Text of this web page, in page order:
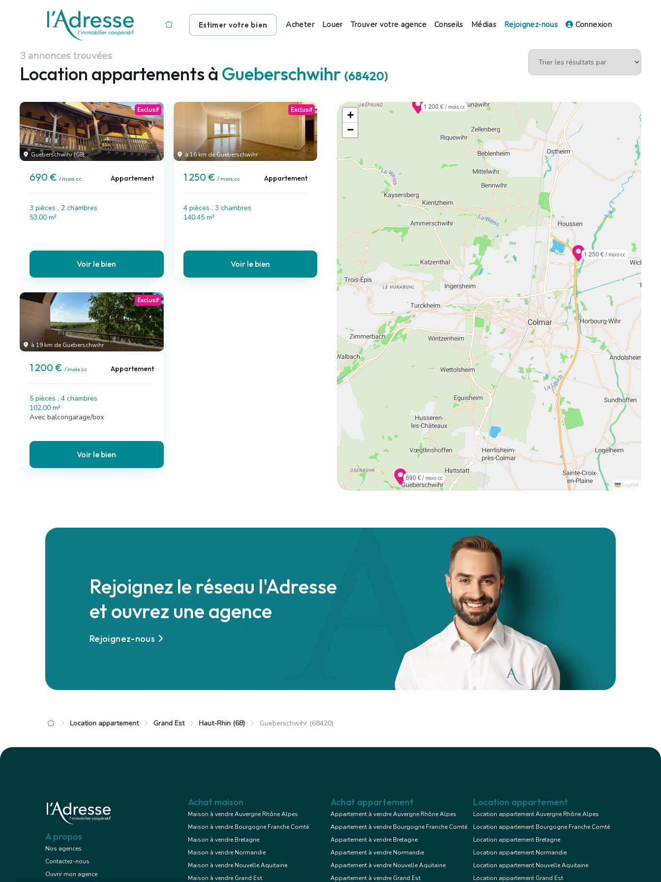
Estimer votre bien Acheter Louer Trouver votre agence Conseils Médias Rejoignez-nous Connexion
3 annonces trouvées
Location appartements à Gueberschwihr (68420)
Gueberschwihr (68)
Exclusif
690 € / mois cc Appartement
3 pièces , 2 chambres
53.00 m²
Voir le bien
à 16 km de Gueberschwihr
Exclusif
1 250 € / mois cc Appartement
4 pièces , 3 chambres
140.45 m²
Voir le bien
à 19 km de Gueberschwihr
Exclusif
1 200 € / mois cc Appartement
5 pièces , 4 chambres
102.00 m²
Avec balcongarage/box
Voir le bien
690 € / mois cc
1 250 € / mois cc
1 200 € / mois cc
+
−
Leaflet
Rejoignez le réseau l'Adresse
et ouvrez une agence
Rejoignez-nous
Location appartement Grand Est Haut-Rhin (68) Gueberschwihr (68420)
A propos
Nos agences
Contactez-nous
Ouvrir mon agence
Achat maison
Maison à vendre Auvergne Rhône Alpes
Maison à vendre Bourgogne Franche Comté
Maison à vendre Bretagne
Maison à vendre Normandie
Maison à vendre Nouvelle Aquitaine
Maison à vendre Grand Est
Achat appartement
Appartement à vendre Auvergne Rhône Alpes
Appartement à vendre Bourgogne Franche Comté
Appartement à vendre Bretagne
Appartement à vendre Normandie
Appartement à vendre Nouvelle Aquitaine
Appartement à vendre Grand Est
Location appartement
Location appartement Auvergne Rhône Alpes
Location appartement Bourgogne Franche Comté
Location appartement Bretagne
Location appartement Normandie
Location appartement Nouvelle Aquitaine
Location appartement Grand Est